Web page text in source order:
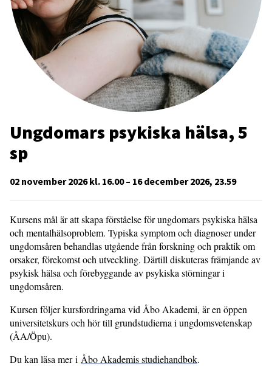
Ungdomars psykiska hälsa, 5
sp
02 november 2026 kl. 16.00 – 16 december 2026, 23.59
Kursens mål är att skapa förståelse för ungdomars psykiska hälsa
och mentalhälsoproblem. Typiska symptom och diagnoser under
ungdomsåren behandlas utgående från forskning och praktik om
orsaker, förekomst och utveckling. Därtill diskuteras främjande av
psykisk hälsa och förebyggande av psykiska störningar i
ungdomsåren.
Kursen följer kursfordringarna vid Åbo Akademi, är en öppen
universitetskurs och hör till grundstudierna i ungdomsvetenskap
(ÅA/Öpu).
Du kan läsa mer i Åbo Akademis studiehandbok.